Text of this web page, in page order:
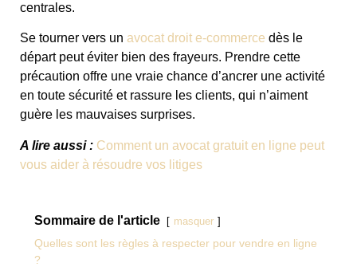
centrales.
Se tourner vers un avocat droit e-commerce dès le
départ peut éviter bien des frayeurs. Prendre cette
précaution offre une vraie chance d’ancrer une activité
en toute sécurité et rassure les clients, qui n’aiment
guère les mauvaises surprises.
A lire aussi : Comment un avocat gratuit en ligne peut
vous aider à résoudre vos litiges
Sommaire de l'article masquer
Quelles sont les règles à respecter pour vendre en ligne
?